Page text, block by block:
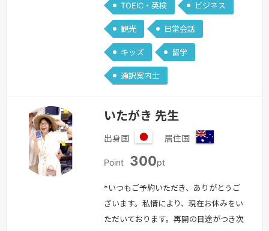
860ポイントになりますので、ご了承く
ださい。最終学歴はGriffith Univer…
きを見る »
TOEIC・英検 ビジネス
観光 日常会話
キッズ 留学
通訳案内士
いたがき 先生
出身国
本
居住国
ト
ラ
リ
Point 300pt
*いつもご予約いただき、ありがとうご
ざいます。私情により、現在お休みをい
ただいております。再開の目途がつき次